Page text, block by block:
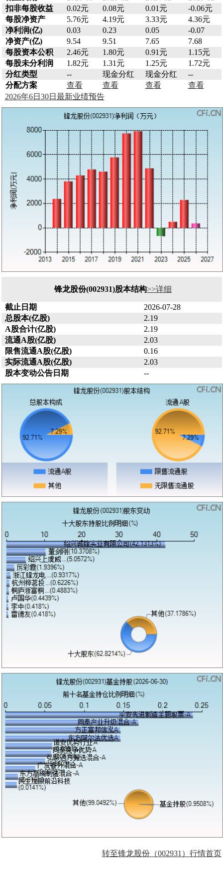
扣非每股收益
0.02元 0.08元 0.01元
-0.06元
每股净资产
5.76元 4.19元 3.33元
4.36元
净利润(亿)
0.03 0.23 0.05
-0.07
净资产(亿)
9.54 9.51 7.65
7.68
每股资本公积
2.46元 1.80元 0.91元
1.15元
每股未分利润
1.82元 1.31元 1.25元
1.72元
分红类型
-- 现金分红 现金分红
--
分配方案
查看 查看 查看
查看
2026年6日30日最新业绩预告
锋龙股份(002931)股本结构>>详细
截止日期
2026-07-28
总股本(亿股)
2.19
A股合计(亿股)
2.19
流通A股(亿股)
2.03
限售流通A股(亿股)
0.16
实际流通A股(亿股)
2.03
股本变动公告日期
--
转至锋龙股份（002931）行情首页